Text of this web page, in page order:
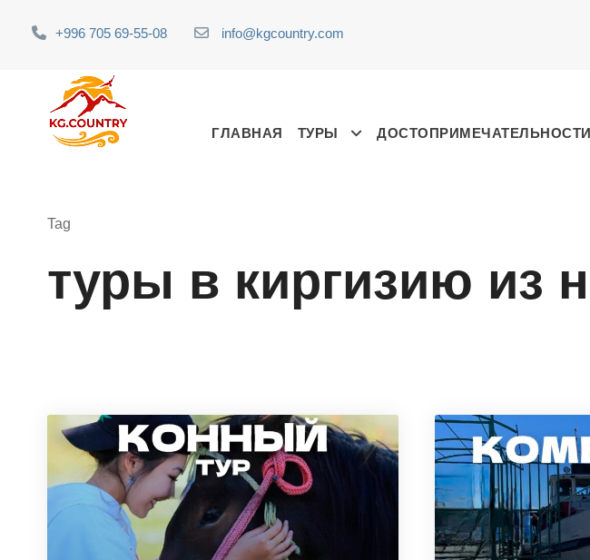
+996 705 69-55-08 info@kgcountry.com
ГЛАВНАЯ ТУРЫ ДОСТОПРИМЕЧАТЕЛЬНОСТИ
Tag
туры в киргизию из